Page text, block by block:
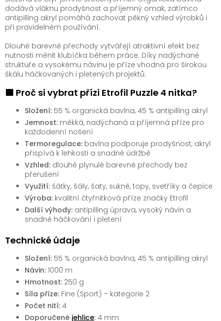
dodává vláknu prodyšnost a příjemný omak, zatímco
antipilling akryl pomáhá zachovat pěkný vzhled výrobků i
při pravidelném používání.
Dlouhé barevné přechody vytvářejí atraktivní efekt bez
nutnosti měnit klubíčka během práce. Díky nadýchané
struktuře a vysokému návinu je příze vhodná pro širokou
škálu háčkovaných i pletených projektů.
🟩 Proč si vybrat přízi Etrofil Puzzle 4 nitka?
Složení: 55 % organická bavlna, 45 % antipilling akryl
Jemnost: měkká, nadýchaná a příjemná příze pro
každodenní nošení
Termoregulace: bavlna podporuje prodyšnost, akryl
přispívá k lehkosti a snadné údržbě
Vzhled: dlouhé plynulé barevné přechody bez
přerušení
Využití: šátky, šály, šaty, sukně, topy, svetříky a čepice
Výroba: kvalitní čtyřnitková příze značky Etrofil
Další výhody: antipilling úprava, vysoký návin a
snadné háčkování i pletení
Technické údaje
Složení: 55 % organická bavlna, 45 % antipilling akryl
Návin: 1000 m
Hmotnost: 250 g
Síla příze: Fine (Sport) – kategorie 2
Počet nití: 4
Doporučené jehlice: 4 mm